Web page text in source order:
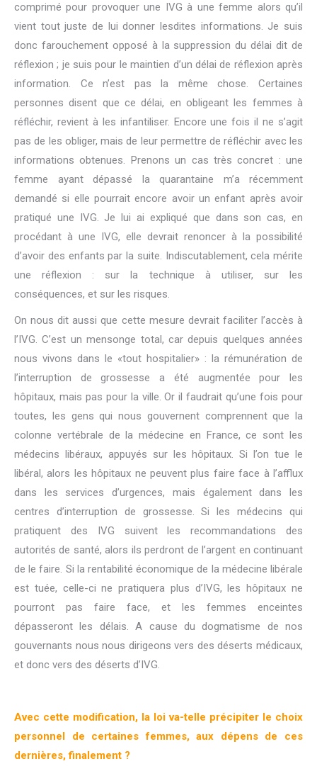
comprimé pour provoquer une IVG à une femme alors qu’il
vient tout juste de lui donner lesdites informations. Je suis
donc farouchement opposé à la suppression du délai dit de
réflexion ; je suis pour le maintien d’un délai de réflexion après
information. Ce n’est pas la même chose. Certaines
personnes disent que ce délai, en obligeant les femmes à
réfléchir, revient à les infantiliser. Encore une fois il ne s’agit
pas de les obliger, mais de leur permettre de réfléchir avec les
informations obtenues. Prenons un cas très concret : une
femme ayant dépassé la quarantaine m’a récemment
demandé si elle pourrait encore avoir un enfant après avoir
pratiqué une IVG. Je lui ai expliqué que dans son cas, en
procédant à une IVG, elle devrait renoncer à la possibilité
d’avoir des enfants par la suite. Indiscutablement, cela mérite
une réflexion : sur la technique à utiliser, sur les
conséquences, et sur les risques.
On nous dit aussi que cette mesure devrait faciliter l’accès à
l’IVG. C’est un mensonge total, car depuis quelques années
nous vivons dans le «tout hospitalier» : la rémunération de
l’interruption de grossesse a été augmentée pour les
hôpitaux, mais pas pour la ville. Or il faudrait qu’une fois pour
toutes, les gens qui nous gouvernent comprennent que la
colonne vertébrale de la médecine en France, ce sont les
médecins libéraux, appuyés sur les hôpitaux. Si l’on tue le
libéral, alors les hôpitaux ne peuvent plus faire face à l’afflux
dans les services d’urgences, mais également dans les
centres d’interruption de grossesse. Si les médecins qui
pratiquent des IVG suivent les recommandations des
autorités de santé, alors ils perdront de l’argent en continuant
de le faire. Si la rentabilité économique de la médecine libérale
est tuée, celle-ci ne pratiquera plus d’IVG, les hôpitaux ne
pourront pas faire face, et les femmes enceintes
dépasseront les délais. A cause du dogmatisme de nos
gouvernants nous nous dirigeons vers des déserts médicaux,
et donc vers des déserts d’IVG.
Avec cette modification, la loi va-telle précipiter le choix
personnel de certaines femmes, aux dépens de ces
dernières, finalement ?